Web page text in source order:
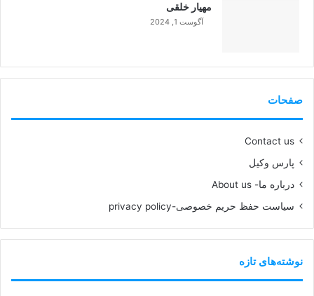
مهیار خلقی
آگوست 1, 2024
صفحات
Contact us
پارس وکیل
درباره ما- About us
سیاست حفظ حریم خصوصی-privacy policy
نوشته‌های تازه